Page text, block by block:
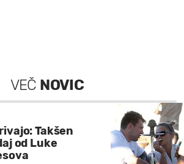
VEČ NOVIC
Takšen
od Luke